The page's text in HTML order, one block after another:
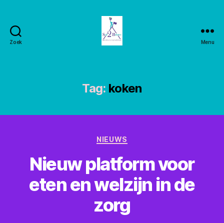
Zoek Menu
Tag: koken
Categorieën
NIEUWS
Nieuw platform voor
eten en welzijn in de
zorg